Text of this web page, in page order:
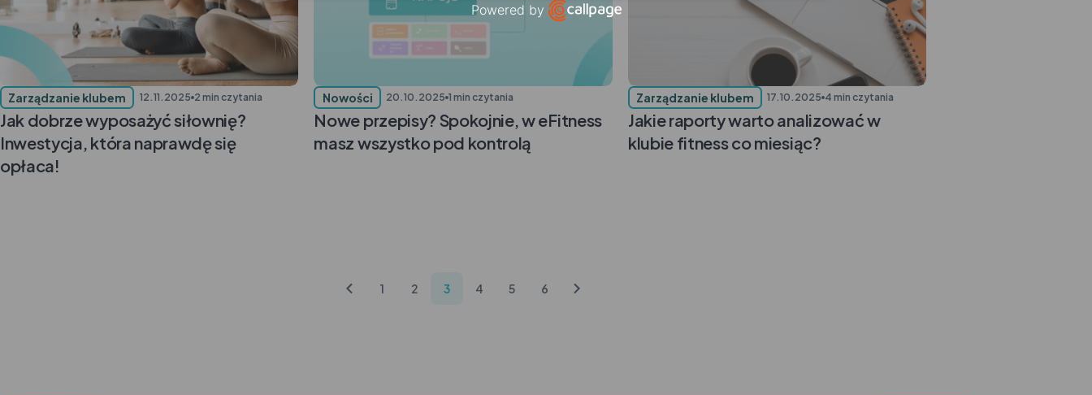
Zarządzanie klubem 12.11.2025 2 min czytania
Jak dobrze wyposażyć siłownię?
Inwestycja, która naprawdę się
opłaca!
Nowości 20.10.2025 1 min czytania
Nowe przepisy? Spokojnie, w eFitness
masz wszystko pod kontrolą
Zarządzanie klubem 17.10.2025 4 min czytania
Jakie raporty warto analizować w
klubie fitness co miesiąc?
1 2 3 4 5 6
Powered by
Open link in new window